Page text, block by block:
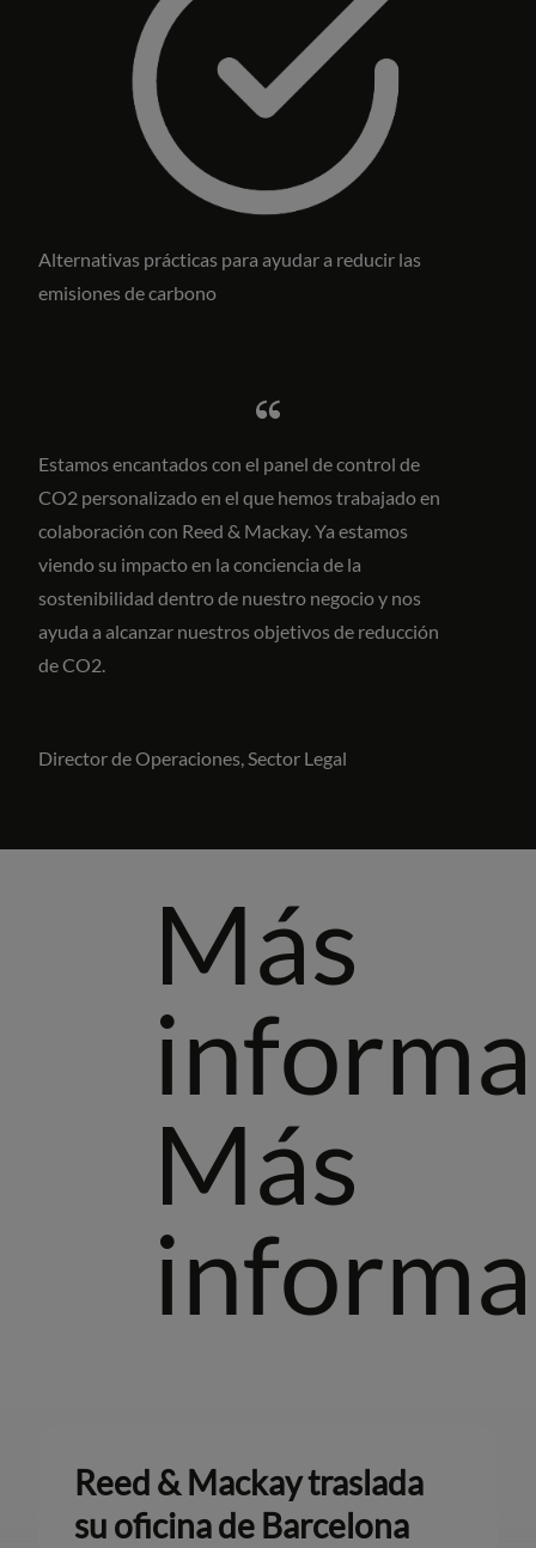
Alternativas prácticas para ayudar a reducir las
emisiones de carbono
Estamos encantados con el panel de control de
CO2 personalizado en el que hemos trabajado en
colaboración con Reed & Mackay. Ya estamos
viendo su impacto en la conciencia de la
sostenibilidad dentro de nuestro negocio y nos
ayuda a alcanzar nuestros objetivos de reducción
de CO2.
Director de Operaciones, Sector Legal
Más
Más
Reed & Mackay traslada
su oficina de Barcelona